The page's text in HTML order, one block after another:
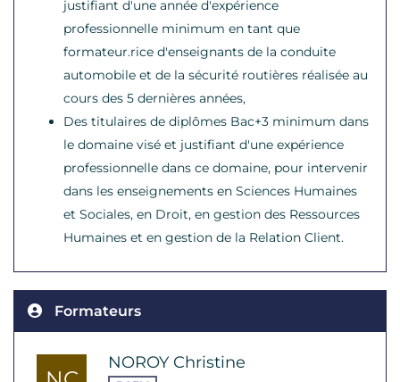
justifiant d'une année d'expérience
professionnelle minimum en tant que
formateur.rice d'enseignants de la conduite
automobile et de la sécurité routières réalisée au
cours des 5 dernières années,
Des titulaires de diplômes Bac+3 minimum dans
le domaine visé et justifiant d'une expérience
professionnelle dans ce domaine, pour intervenir
dans les enseignements en Sciences Humaines
et Sociales, en Droit, en gestion des Ressources
Humaines et en gestion de la Relation Client.
Formateurs
NOROY Christine